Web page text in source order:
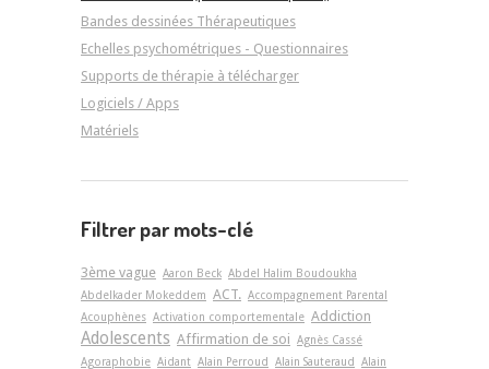
Bandes dessinées Thérapeutiques
Echelles psychométriques - Questionnaires
Supports de thérapie à télécharger
Logiciels / Apps
Matériels
Filtrer par mots-clé
3ème vague Aaron Beck Abdel Halim Boudoukha
Abdelkader Mokeddem ACT. Accompagnement Parental
Acouphènes Activation comportementale Addiction
Adolescents Affirmation de soi Agnès Cassé
Agoraphobie Aidant Alain Perroud Alain Sauteraud Alain